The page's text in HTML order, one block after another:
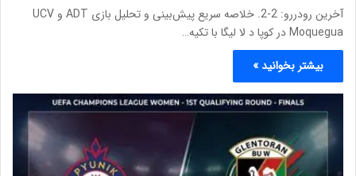
آخرین رودررو: 2-2. خلاصه سریع پیش‌بینی و تحلیل بازی ADT و UCV
Moquegua در کوپا د لا لیگا با تکیه…
بیشتر بخوانید »